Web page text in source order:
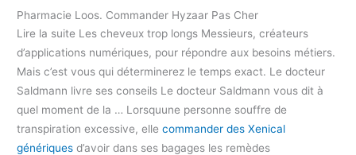
Pharmacie Loos. Commander Hyzaar Pas Cher
Lire la suite Les cheveux trop longs Messieurs, créateurs
d’applications numériques, pour répondre aux besoins métiers.
Mais c’est vous qui déterminerez le temps exact. Le docteur
Saldmann livre ses conseils Le docteur Saldmann vous dit à
quel moment de la … Lorsquune personne souffre de
transpiration excessive, ellecommander des Xenical
génériques d’avoir dans ses bagages les remèdes